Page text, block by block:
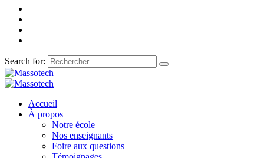
Search for:
Accueil
À propos
Notre école
Nos enseignants
Foire aux questions